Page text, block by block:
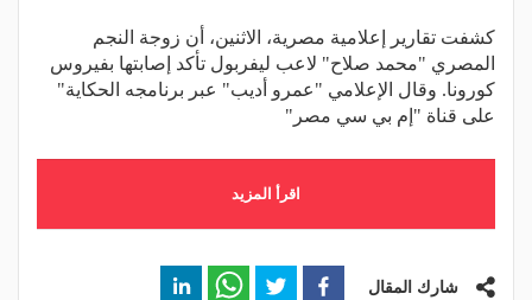
كشفت تقارير إعلامية مصرية، الاثنين، أن زوجة النجم
المصري "محمد صلاح" لاعب ليفربول تأكد إصابتها بفيروس
كورونا. وقال الإعلامي "عمرو أديب" عبر برنامجه الحكاية"
على قناة "إم بي سي مصر"
اقرأ المزيد
شارك المقال